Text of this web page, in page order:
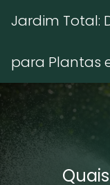
Jardim Total:
para Plantas